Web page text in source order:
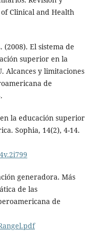
Clinical and Health
(2008). El sistema de
superior en la
Alcances y limitaciones
de
la educación superior
Sophia, 14(2), 4-14.
generadora. Más
de las
de